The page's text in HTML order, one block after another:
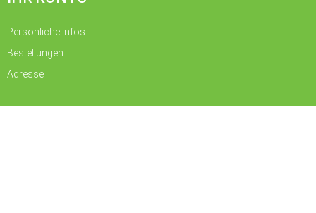
Persönliche Infos
Bestellungen
Adresse